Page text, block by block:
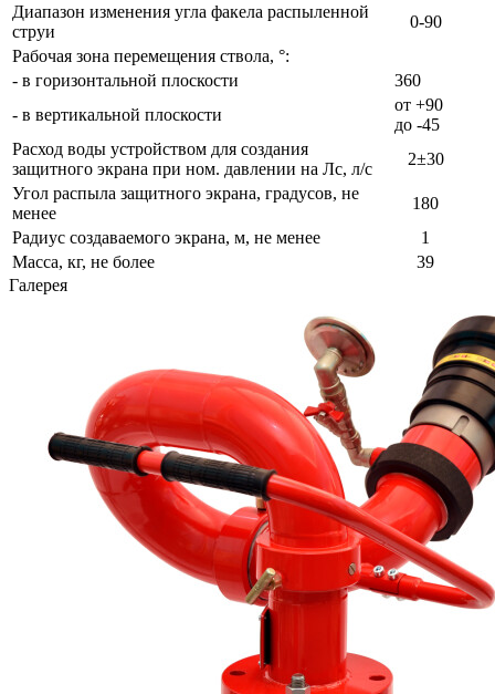
Диапазон изменения угла факела распыленной
струи
0-90
Рабочая зона перемещения ствола, °:
- в горизонтальной плоскости
360
- в вертикальной плоскости
от +90
до -45
Расход воды устройством для создания
защитного экрана при ном. давлении на Лс, л/с
2±30
Угол распыла защитного экрана, градусов, не
менее
180
Радиус создаваемого экрана, м, не менее
1
Масса, кг, не более
39
Галерея